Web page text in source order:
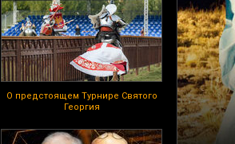
О предстоящем Турнире Святого
Георгия